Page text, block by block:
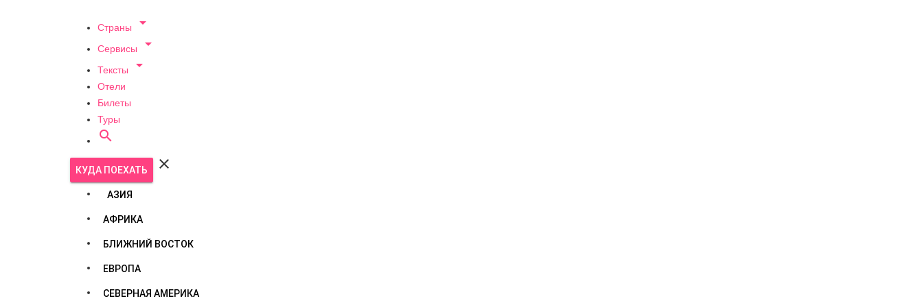
Страны 
Сервисы 
Тексты 
Отели
Билеты
Туры

КУДА ПОЕХАТЬ 
АЗИЯ
АФРИКА
БЛИЖНИЙ ВОСТОК
ЕВРОПА
СЕВЕРНАЯ АМЕРИКА